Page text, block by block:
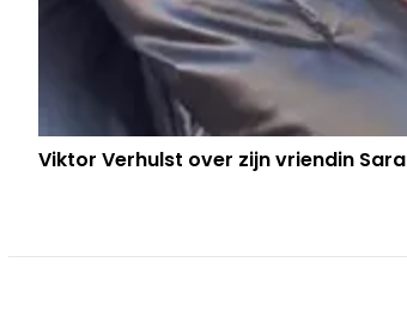
Viktor Verhulst over zijn vriendin